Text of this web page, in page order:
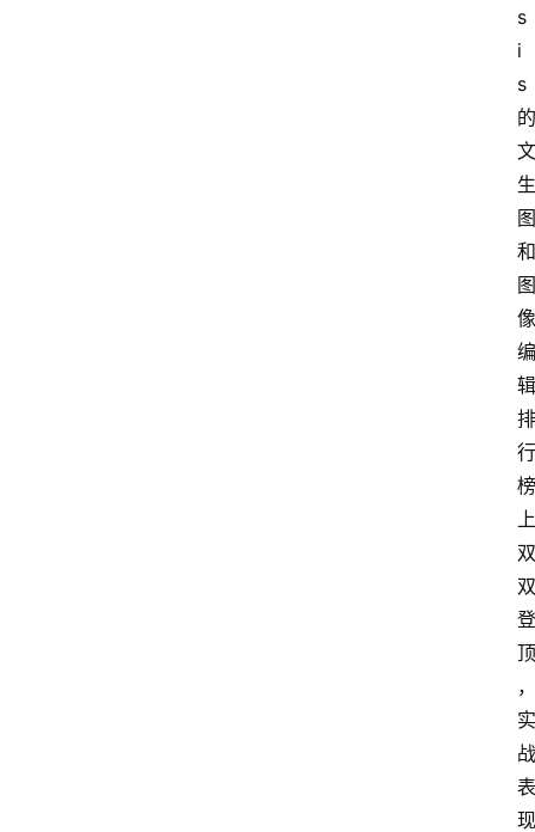
s
i
s
的
文
生
图
和
图
像
编
辑
排
行
榜
上
双
双
登
顶
，
实
战
表
现